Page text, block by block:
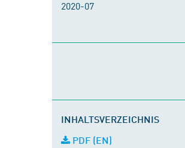
2020-07
INHALTSVERZEICHNIS
PDF (EN)